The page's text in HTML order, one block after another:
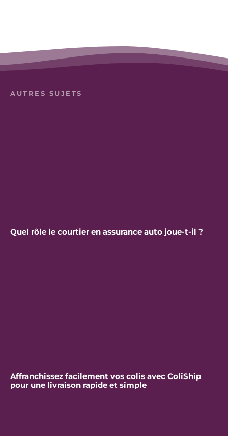
AUTRES SUJETS
Quel rôle le courtier en assurance auto joue-t-il ?
Affranchissez facilement vos colis avec ColiShip
pour une livraison rapide et simple